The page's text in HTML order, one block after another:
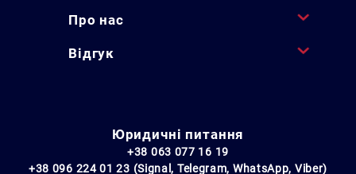
Про нас
Відгук
Юридичні питання
+38 063 077 16 19
+38 096 224 01 23 (Signal, Telegram, WhatsApp, Viber)